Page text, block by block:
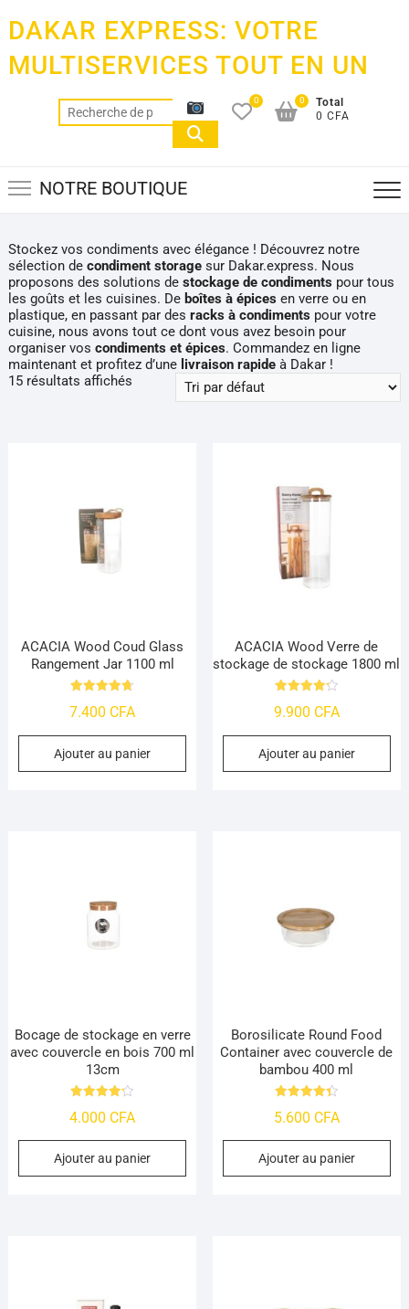
content
DAKAR EXPRESS: VOTRE
MULTISERVICES TOUT EN UN
Recherche
pour :
0
Total
0 CFA
0
NOTRE BOUTIQUE
Stockez vos condiments avec élégance ! Découvrez notre
sélection de condiment storagesur Dakar.express. Nous
proposons des solutions de stockage de condimentspour tous
les goûts et les cuisines. De boîtes à épicesen verre ou en
plastique, en passant par des racks à condimentspour votre
cuisine, nous avons tout ce dont vous avez besoin pour
organiser vos condiments et épices. Commandez en ligne
maintenant et profitez d’une livraison rapideà Dakar !
15 résultats affichés
ACACIA Wood Coud Glass
Rangement Jar 1100 ml
4.73
7.400 CFA
Ajouter au panier
ACACIA Wood Verre de
stockage de stockage 1800 ml
4.25
9.900 CFA
Ajouter au panier
Bocage de stockage en verre
avec couvercle en bois 700 ml
13cm
4.23
4.000 CFA
Ajouter au panier
Borosilicate Round Food
Container avec couvercle de
bambou 400 ml
4.41
5.600 CFA
Ajouter au panier